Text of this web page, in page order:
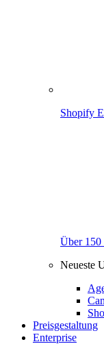
Shopify
Über 150
Neueste
Preisgestaltung
Enterprise